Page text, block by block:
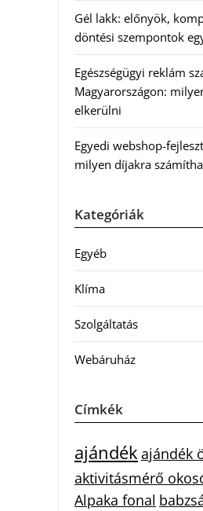
Gél lakk: előnyök,
döntési szempontok
Egészségügyi reklám
Magyarországon:
elkerülni
Egyedi webshop-
milyen díjakra
Kategóriák
Egyéb
Klíma
Szolgáltatás
Webáruház
Címkék
ajándékajándék
aktivitásmérő
Alpaka fonal